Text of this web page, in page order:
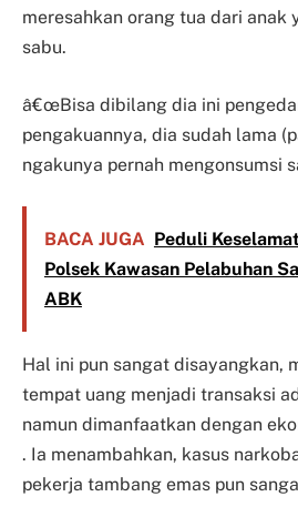
meresahkan orang tua dari anak
sabu.
â€œBisa dibilang dia ini
pengakuannya, dia sudah lama
ngakunya pernah mengonsumsi
BACA JUGA Peduli
Polsek Kawasan Pelabuhan
ABK
Hal ini pun sangat disayangkan,
tempat uang menjadi transaksi
namun dimanfaatkan dengan
. Ia menambahkan, kasus
pekerja tambang emas pun